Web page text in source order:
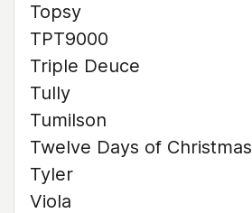
Topsy
TPT9000
Triple Deuce
Tully
Tumilson
Twelve Days of Christmas
Tyler
Viola